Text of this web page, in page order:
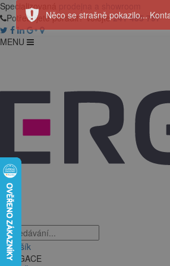
Specializovaná
Potřebujete poradit? Volejte241 485 797
MENU
Košík
NAVIGACE
Něco se strašně pokazilo...